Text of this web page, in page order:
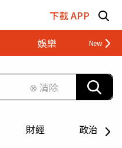
下載 APP
娛樂 財經
⊗ 清除
財經 政治